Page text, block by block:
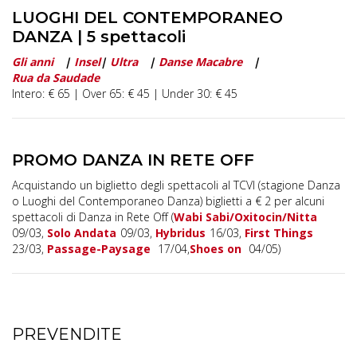
LUOGHI DEL CONTEMPORANEO
DANZA | 5 spettacoli
Gli anni | Insel| Ultra | Danse Macabre
|
Rua da Saudade
Intero: € 65 | Over 65: € 45 | Under 30: € 45
PROMO DANZA IN RETE OFF
Acquistando un biglietto degli spettacoli al TCVI (stagione Danza
o Luoghi del Contemporaneo Danza) biglietti a € 2 per alcuni
spettacoli di Danza in Rete Off (Wabi Sabi/Oxitocin/Nitta
09/03, Solo Andata 09/03, Hybridus 16/03, First Things
23/03, Passage-Paysage 17/04,Shoes on 04/05)
PREVENDITE